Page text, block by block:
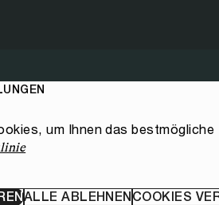
um Ihnen das
ALLE ABLEHNENCOOKIES